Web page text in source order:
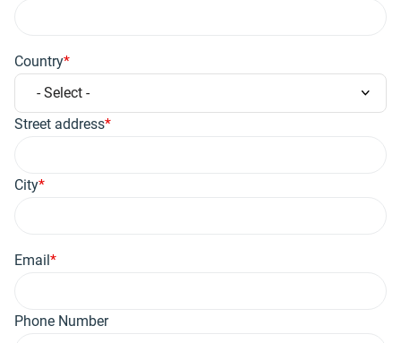
Address
Country
Street address
City
Email
Phone Number